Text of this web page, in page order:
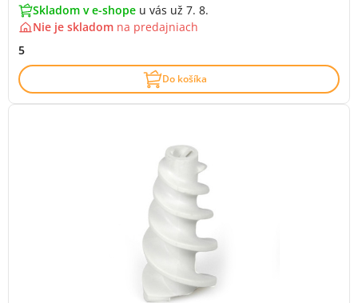
Skladom v e-shope u vás už 7. 8.
Nie je skladom na predajniach
5
Do košíka